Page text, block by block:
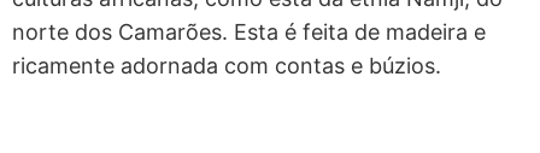
norte dos Camarões. Esta é feita de madeira e
ricamente adornada com contas e búzios.